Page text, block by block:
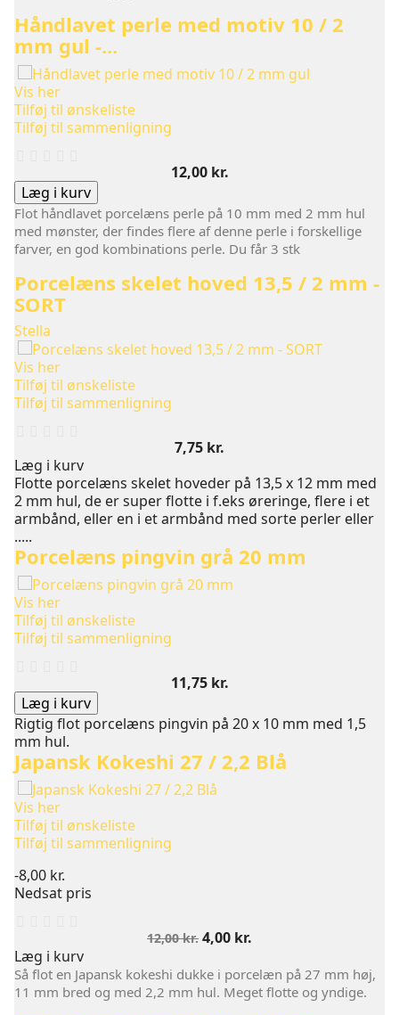
Håndlavet perle med motiv 10 / 2
mm gul -...
Vis her
Tilføj til ønskeliste
Tilføj til sammenligning
Pris
12,00 kr.
Læg i kurv
Flot håndlavet porcelæns perle på 10 mm med 2 mm hul
med mønster, der findes flere af denne perle i forskellige
farver, en god kombinations perle. Du får 3 stk
Porcelæns skelet hoved 13,5 / 2 mm -
SORT
Stella
Vis her
Tilføj til ønskeliste
Tilføj til sammenligning
Pris
7,75 kr.
Læg i kurv
Flotte porcelæns skelet hoveder på 13,5 x 12 mm med
2 mm hul, de er super flotte i f.eks øreringe, flere i et
armbånd, eller en i et armbånd med sorte perler eller
.....
Porcelæns pingvin grå 20 mm
Vis her
Tilføj til ønskeliste
Tilføj til sammenligning
Pris
11,75 kr.
Læg i kurv
Rigtig flot porcelæns pingvin på 20 x 10 mm med 1,5
mm hul.
Japansk Kokeshi 27 / 2,2 Blå
Vis her
Tilføj til ønskeliste
Tilføj til sammenligning
-8,00 kr.
Nedsat pris
Normalpris
12,00 kr. Pris
4,00 kr.
Læg i kurv
Så flot en Japansk kokeshi dukke i porcelæn på 27 mm høj,
11 mm bred og med 2,2 mm hul. Meget flotte og yndige.